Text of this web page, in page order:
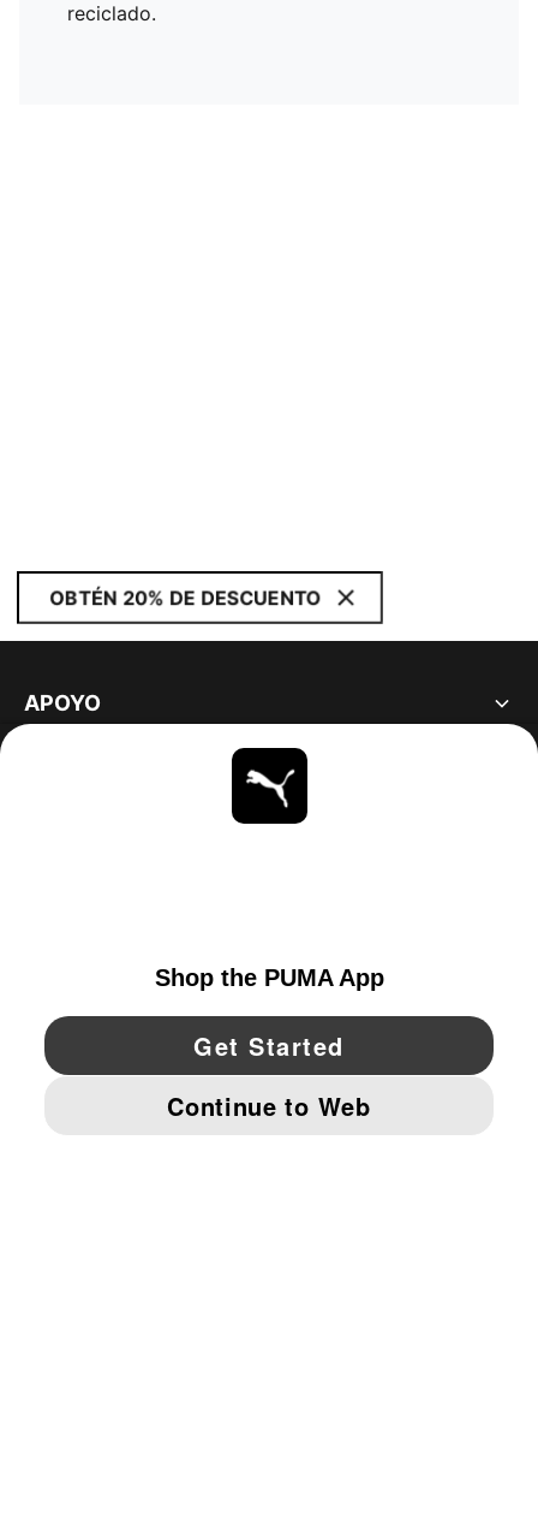
reciclado.
OBTÉN 20% DE DESCUENTO
APOYO
YouTube Twitter Pinterest
IMPRINT AND LEGAL DATA